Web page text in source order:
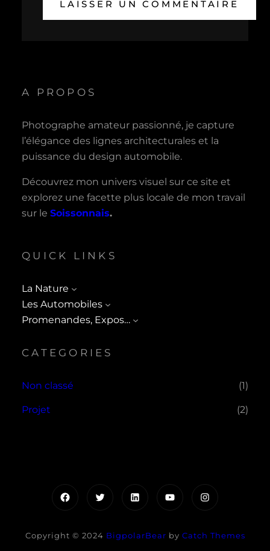
A PROPOS
Photographe amateur passionné, je capture
l’élégance des lignes architecturales et la
puissance du design automobile.
Découvrez mon univers visuel sur ce site et
explorez une facette plus locale de mon travail
sur le Soissonnais.
QUICK LINKS
La Nature
Les Automobiles
Promenandes, Expos…
CATEGORIES
Non classé (1)
Projet (2)
FacebookTwitterLinkedInYouTubeInstagram
Copyright © 2024 BigpolarBear by Catch Themes